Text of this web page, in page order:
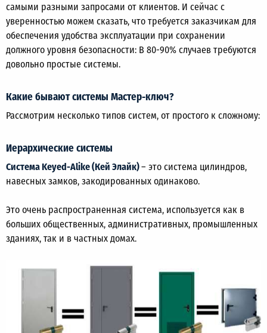
самыми разными запросами от клиентов. И сейчас с
уверенностью можем сказать, что требуется заказчикам для
обеспечения удобства эксплуатации при сохранении
должного уровня безопасности: В 80-90% случаев требуются
довольно простые системы.
Какие бывают системы Мастер-ключ?
Рассмотрим несколько типов систем, от простого к сложному:
Иерархические системы
Система Keyed-Alike (Кей Элайк)– это система цилиндров,
навесных замков, закодированных одинаково.
Это очень распространенная система, используется как в
больших общественных, административных, промышленных
зданиях, так и в частных домах.